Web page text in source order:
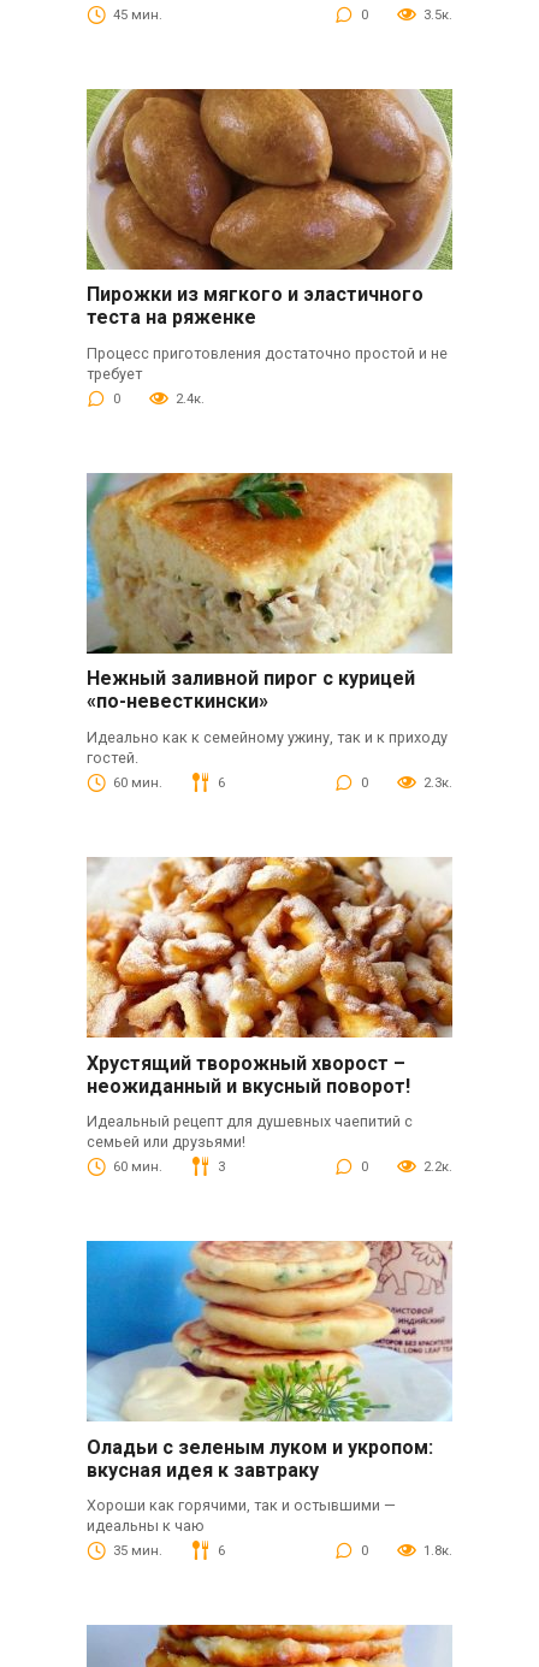
45 мин. 0 3.5к.
Пирожки из мягкого и эластичного
теста на ряженке
Процесс приготовления достаточно простой и не
требует
0 2.4к.
Нежный заливной пирог с курицей
«по-невесткински»
Идеально как к семейному ужину, так и к приходу
гостей.
60 мин. 6 0 2.3к.
Хрустящий творожный хворост –
неожиданный и вкусный поворот!
Идеальный рецепт для душевных чаепитий с
семьей или друзьями!
60 мин. 3 0 2.2к.
Оладьи с зеленым луком и укропом:
вкусная идея к завтраку
Хороши как горячими, так и остывшими —
идеальны к чаю
35 мин. 6 0 1.8к.